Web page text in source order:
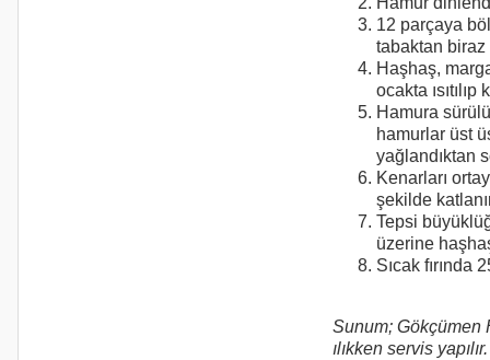
12 parçaya
tabaktan biraz
Haşhaş,
ocakta ısıtılıp
Hamura
hamurlar üst
yağlandıktan
Kenarları
şekilde
Tepsi
üzerine
Sıcak fırında
Sunum; Gökçümen
ılıkken servis yapılır.